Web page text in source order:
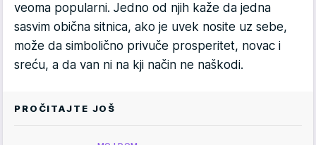
veoma popularni. Jedno od njih kaže da jedna
sasvim obična sitnica, ako je uvek nosite uz sebe,
može da simbolično privuče prosperitet, novac i
sreću, a da van ni na kji način ne naškodi.
PROČITAJTE JOŠ